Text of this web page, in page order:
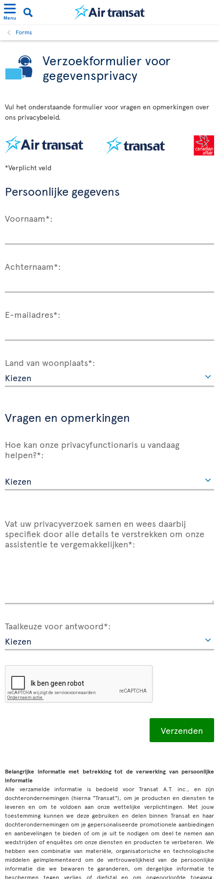
Menu
Forms
Verzoekformulier voor
gegevensprivacy
Vul het onderstaande formulier voor vragen en opmerkingen over
ons privacybeleid.
*Verplicht veld
Persoonlijke gegevens
Voornaam*:
Achternaam*:
E-mailadres*:
Land van woonplaats*:
Vragen en opmerkingen
Hoe kan onze privacyfunctionaris u vandaag
helpen?*:
Vat uw privacyverzoek samen en wees daarbij
specifiek door alle details te verstrekken om onze
assistentie te vergemakkelijken*:
Taalkeuze voor antwoord*:
Belangrijke informatie met betrekking tot de verwerking van persoonlijke
informatie
Alle verzamelde informatie is bedoeld voor Transat A.T. inc., en zijn
dochterondernemingen (hierna "Transat"), om je producten en diensten te
leveren en om te voldoen aan onze wettelijke verplichtingen. Met jouw
toestemming kunnen we deze gebruiken en delen binnen Transat en haar
dochterondernemingen om je gepersonaliseerde promotionele aanbiedingen
en aanbevelingen te bieden of om je uit te nodigen om deel te nemen aan
wedstrijden of enquêtes om onze diensten en producten te verbeteren. We
hebben een combinatie van materiële, organisatorische en technologische
middelen geïmplementeerd om de vertrouwelijkheid van de persoonlijke
informatie die we bewaren te garanderen, om dergelijke informatie te
beschermen tegen verlies of diefstal en om ongeoorloofde toegang,